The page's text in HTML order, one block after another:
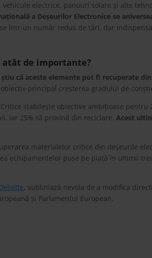
electrice, panouri solare și alte
a Deșeurilor Electronice se
într-un număr redus de țări, dar
atât de importante?
că aceste elemente pot fi recuperate
principal creșterea gradului de
stabilește obiective ambițioase
iar 25% să provină din reciclare.Acest
materialelor critice din deșeurile
echipamentelor puse pe piață în ultimii
, subliniază nevoia de a modifica
și Parlamentul European.